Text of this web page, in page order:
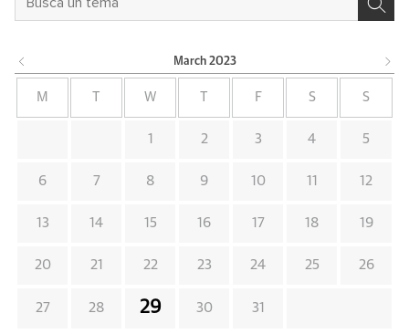
March 2023
M T W T F S S
1 2 3 4 5
6 7 8 9 10 11 12
13 14 15 16 17 18 19
20 21 22 23 24 25 26
27 28 29 30 31